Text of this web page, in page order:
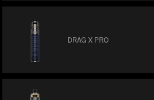
DRAG X PRO